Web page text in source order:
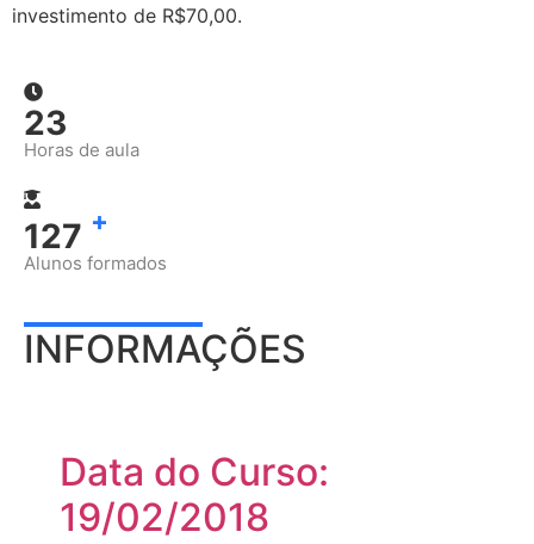
investimento de R$70,00.
24
Horas de aula
129 +
Alunos formados
INFORMAÇÕES
Data do Curso:
19/02/2018